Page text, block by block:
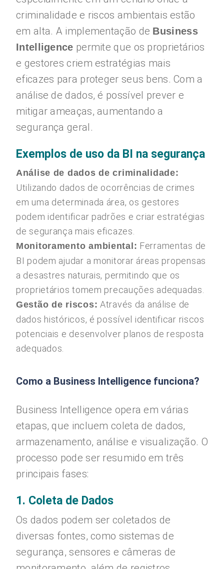
criminalidade e riscos ambientais estão
em alta. A implementação de Business
Intelligence permite que os proprietários
e gestores criem estratégias mais
eficazes para proteger seus bens. Com a
análise de dados, é possível prever e
mitigar ameaças, aumentando a
segurança geral.
Exemplos de uso da BI na segurança
Análise de dados de criminalidade:
Utilizando dados de ocorrências de crimes
em uma determinada área, os gestores
podem identificar padrões e criar estratégias
de segurança mais eficazes.
Monitoramento ambiental: Ferramentas de
BI podem ajudar a monitorar áreas propensas
a desastres naturais, permitindo que os
proprietários tomem precauções adequadas.
Gestão de riscos: Através da análise de
dados históricos, é possível identificar riscos
potenciais e desenvolver planos de resposta
adequados.
Como a Business Intelligence funciona?
Business Intelligence opera em várias
etapas, que incluem coleta de dados,
armazenamento, análise e visualização. O
processo pode ser resumido em três
principais fases:
1. Coleta de Dados
Os dados podem ser coletados de
diversas fontes, como sistemas de
segurança, sensores e câmeras de